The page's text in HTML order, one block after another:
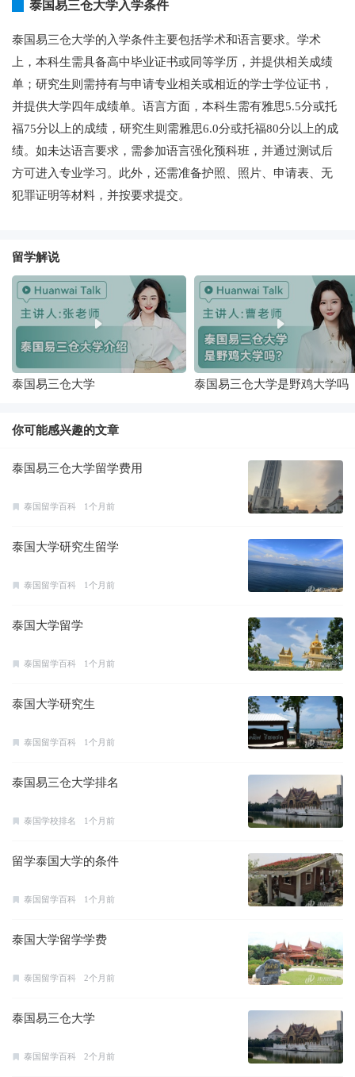
泰国易三仓大学入学条件
泰国易三仓大学的入学条件主要包括学术和语言要求。学术
上，本科生需具备高中毕业证书或同等学历，并提供相关成绩
单；研究生则需持有与申请专业相关或相近的学士学位证书，
并提供大学四年成绩单。语言方面，本科生需有雅思5.5分或托
福75分以上的成绩，研究生则需雅思6.0分或托福80分以上的成
绩。如未达语言要求，需参加语言强化预科班，并通过测试后
方可进入专业学习。此外，还需准备护照、照片、申请表、无
犯罪证明等材料，并按要求提交。
留学解说
泰国易三仓大学 泰国易三仓大学是野鸡大学吗
你可能感兴趣的文章
泰国易三仓大学留学费用
泰国留学百科 1个月前
泰国大学研究生留学
泰国留学百科 1个月前
泰国大学留学
泰国留学百科 1个月前
泰国大学研究生
泰国留学百科 1个月前
泰国易三仓大学排名
泰国学校排名 1个月前
留学泰国大学的条件
泰国留学百科 1个月前
泰国大学留学学费
泰国留学百科 2个月前
泰国易三仓大学
泰国留学百科 2个月前